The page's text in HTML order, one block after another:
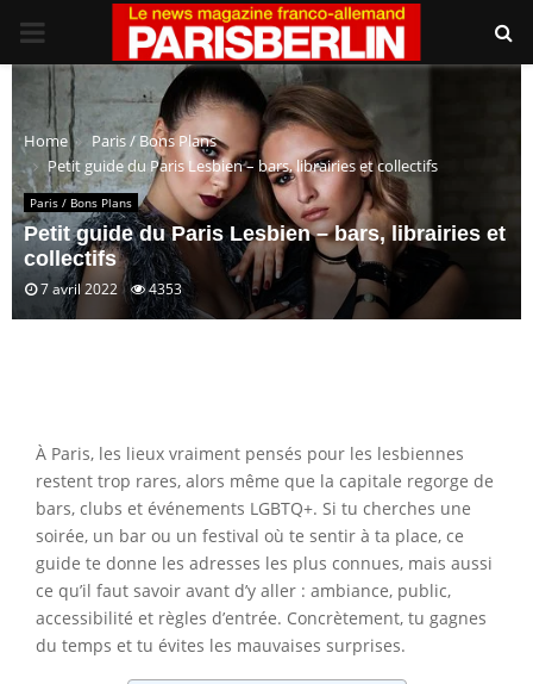
PRIMARY
MENU
Home
Paris / Bons Plans
Petit guide du Paris Lesbien – bars, librairies et collectifs
Paris / Bons Plans
Petit guide du Paris Lesbien – bars, librairies et
collectifs
7 avril 2022 4353
À Paris, les lieux vraiment pensés pour les lesbiennes
restent trop rares, alors même que la capitale regorge de
bars, clubs et événements LGBTQ+. Si tu cherches une
soirée, un bar ou un festival où te sentir à ta place, ce
guide te donne les adresses les plus connues, mais aussi
ce qu’il faut savoir avant d’y aller : ambiance, public,
accessibilité et règles d’entrée. Concrètement, tu gagnes
du temps et tu évites les mauvaises surprises.